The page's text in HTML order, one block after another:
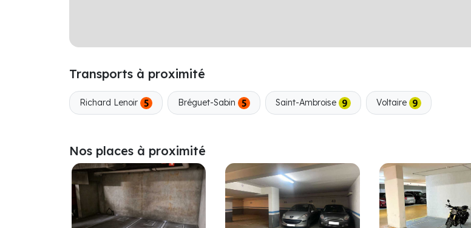
Transports à proximité
Richard Lenoir Bréguet-Sabin Saint-Ambroise Voltaire
Nos places à proximité